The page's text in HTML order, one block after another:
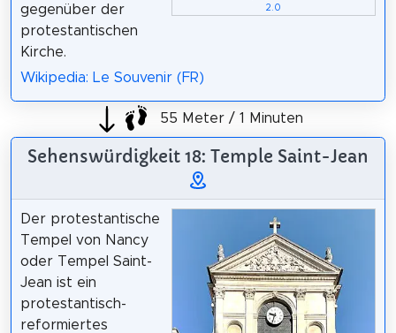
2.0
gegenüber der
protestantischen
Kirche.
Wikipedia: Le Souvenir (FR)
55 Meter / 1 Minuten
Sehenswürdigkeit 18: Temple Saint-Jean
Der protestantische
Tempel von Nancy
oder Tempel Saint-
Jean ist ein
protestantisch-
reformiertes